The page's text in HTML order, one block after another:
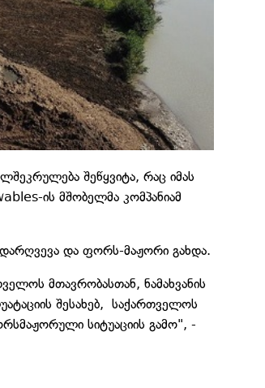
შეწყვიტა, რაც იმას
ის მშობელმა კომპანიამ
დარღვევა და ფორს-მაჟორი გახდა.
მთავრობასთან, ნამახვანის
შესახებ, საქართველოს
სიტუაციის გამო", -